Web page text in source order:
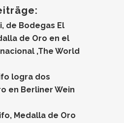
de Bodegas El
de Oro en el
‚The World
logra dos
en Berliner Wein
Medalla de Oro